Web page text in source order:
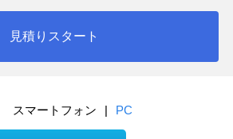
見積りスタート
スマートフォン | PC